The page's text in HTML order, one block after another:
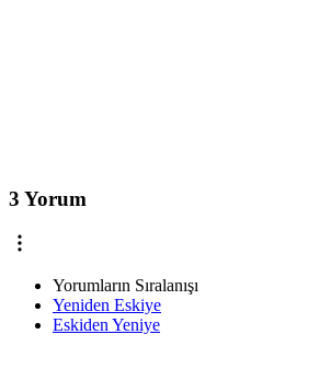
3 Yorum
Yorumların Sıralanışı
Yeniden Eskiye
Eskiden Yeniye